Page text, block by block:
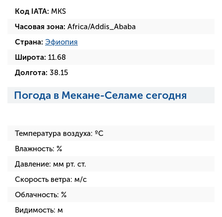
Код IATA: MKS
Часовая зона: Africa/Addis_Ababa
Страна: Эфиопия
Широта: 11.68
Долгота: 38.15
Погода в Мекане-Селаме сегодня
Температура воздуха: ºC
Влажность: %
Давление: мм рт. ст.
Скорость ветра: м/с
Облачность: %
Видимость: м